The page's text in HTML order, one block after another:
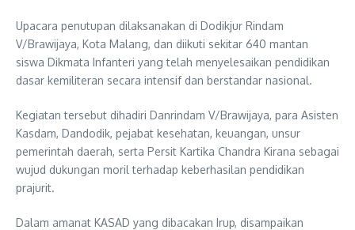
Upacara penutupan dilaksanakan di Dodikjur Rindam
V/Brawijaya, Kota Malang, dan diikuti sekitar 640 mantan
siswa Dikmata Infanteri yang telah menyelesaikan pendidikan
dasar kemiliteran secara intensif dan berstandar nasional.
Kegiatan tersebut dihadiri Danrindam V/Brawijaya, para Asisten
Kasdam, Dandodik, pejabat kesehatan, keuangan, unsur
pemerintah daerah, serta Persit Kartika Chandra Kirana sebagai
wujud dukungan moril terhadap keberhasilan pendidikan
prajurit.
Dalam amanat KASAD yang dibacakan Irup, disampaikan